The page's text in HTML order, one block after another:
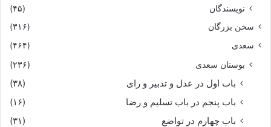
نویسندگان
(۴۵)
سخن بزرگان
(۳۱۶)
سعدی
(۴۶۴)
بوستان سعدی (۲۳۶)
باب اول در عدل و تدبیر و رای
(۳۸)
باب پنجم در باب تسلیم و رضا
(۱۶)
باب چهارم در تواضع
(۳۱)